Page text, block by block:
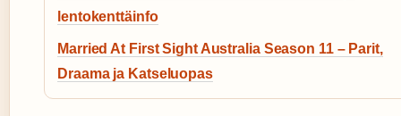
lentokenttäinfo
Married At First Sight Australia Season 11 – Parit,
Draama ja Katseluopas